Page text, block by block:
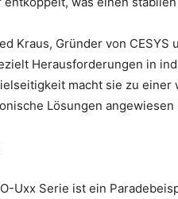
Kraus, Gründer von
Herausforderungen in
macht sie zu
Lösungen angewiesen
Uxx Serie ist ein